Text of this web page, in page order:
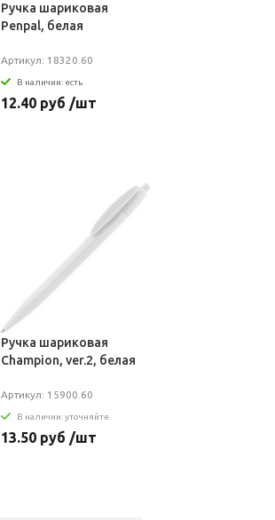
Ручка шариковая
Penpal, белая
Артикул: 18320.60
В наличии: есть
12.40 руб /шт
Ручка шариковая
Champion, ver.2, белая
Артикул: 15900.60
В наличии: уточняйте
13.50 руб /шт